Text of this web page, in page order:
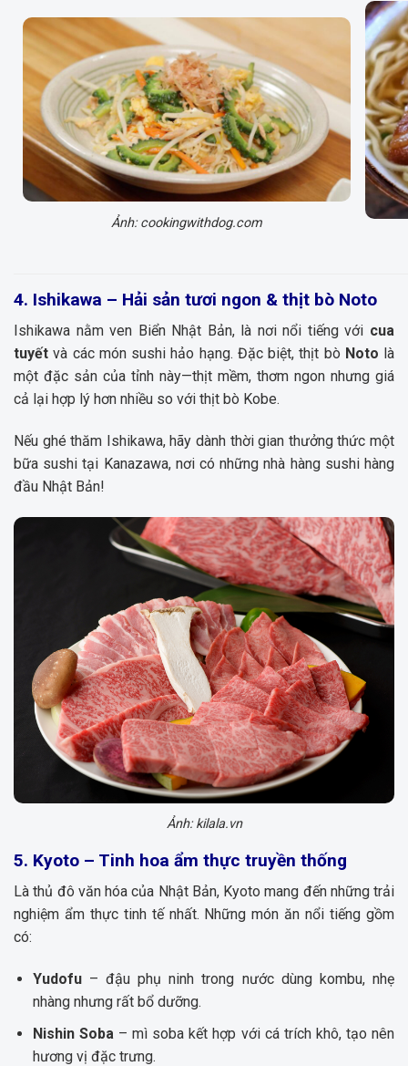
Ảnh: cookingwithdog.com
4. Ishikawa – Hải sản tươi ngon & thịt bò Noto
Ishikawa nằm ven Biển Nhật Bản, là nơi nổi tiếng với cua
tuyết và các món sushi hảo hạng. Đặc biệt, thịt bò Noto là
một đặc sản của tỉnh này—thịt mềm, thơm ngon nhưng giá
cả lại hợp lý hơn nhiều so với thịt bò Kobe.
Nếu ghé thăm Ishikawa, hãy dành thời gian thưởng thức một
bữa sushi tại Kanazawa, nơi có những nhà hàng sushi hàng
đầu Nhật Bản!
Ảnh: kilala.vn
5. Kyoto – Tinh hoa ẩm thực truyền thống
Là thủ đô văn hóa của Nhật Bản, Kyoto mang đến những trải
nghiệm ẩm thực tinh tế nhất. Những món ăn nổi tiếng gồm
có:
Yudofu– đậu phụ ninh trong nước dùng kombu, nhẹ
nhàng nhưng rất bổ dưỡng.
Nishin Soba – mì soba kết hợp với cá trích khô, tạo nên
hương vị đặc trưng.